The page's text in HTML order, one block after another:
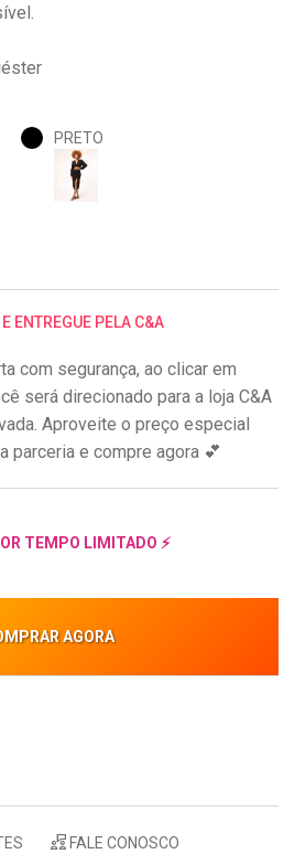
PRETO
ENTREGUE PELA C&A
com segurança, ao clicar em
será direcionado para a loja C&A
Aproveite o preço especial
parceria e compre agora 💕
TEMPO LIMITADO ⚡
AGORA
FALE CONOSCO